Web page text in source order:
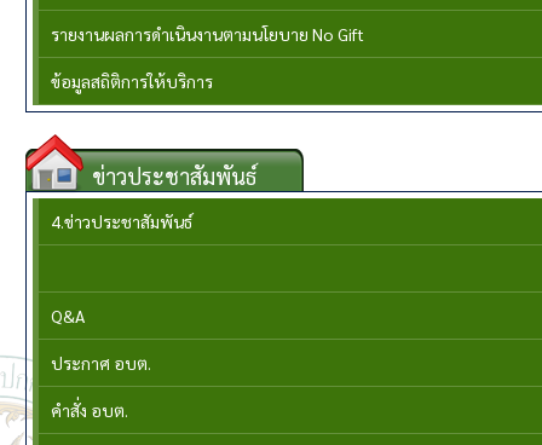
รายงานผลการดำเนินงานตามนโยบาย No Gift
ข้อมูลสถิติการให้บริการ
ข่าวประชาสัมพันธ์
4.ข่าวประชาสัมพันธ์
Q&A
ประกาศ อบต.
คำสั่ง อบต.